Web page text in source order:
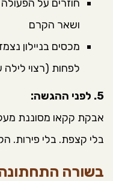
חוזרים על
ושאר הקרם
לפחות (רצוי
5. לפני ההגשה:
אבקת קקאו מסוננת
בלי קצפת. בלי פירות.
בשורה